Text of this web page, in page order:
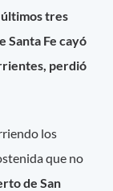
últimos tres
Santa Fe cayó
perdió
los
que no
de San